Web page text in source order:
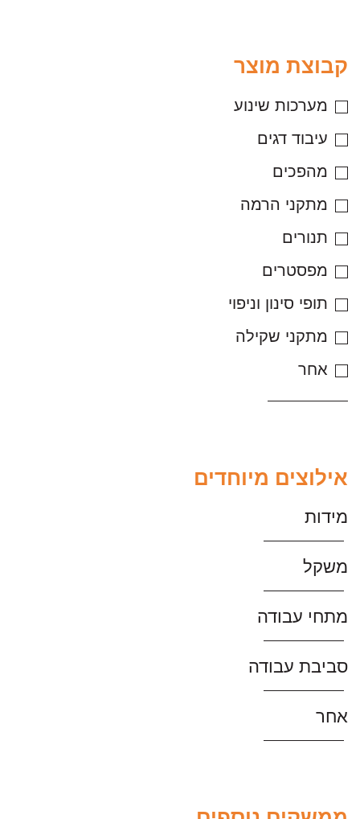
קבוצת מוצר
מערכות שינוע
עיבוד דגים
מהפכים
מתקני הרמה
תנורים
מפסטרים
תופי סינון וניפוי
מתקני שקילה
אחר
אילוצים מיוחדים
מידות
משקל
מתחי עבודה
סביבת עבודה
אחר